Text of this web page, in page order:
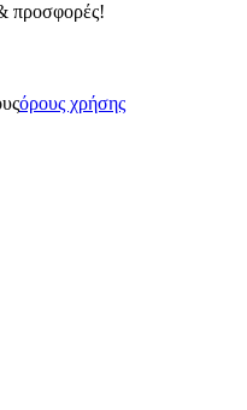
προσφορές!
όρους χρήσης